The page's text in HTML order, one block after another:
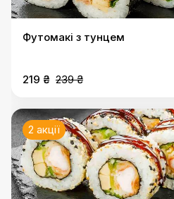
Футомакі з тунцем
219 ₴ 239 ₴
2 акції